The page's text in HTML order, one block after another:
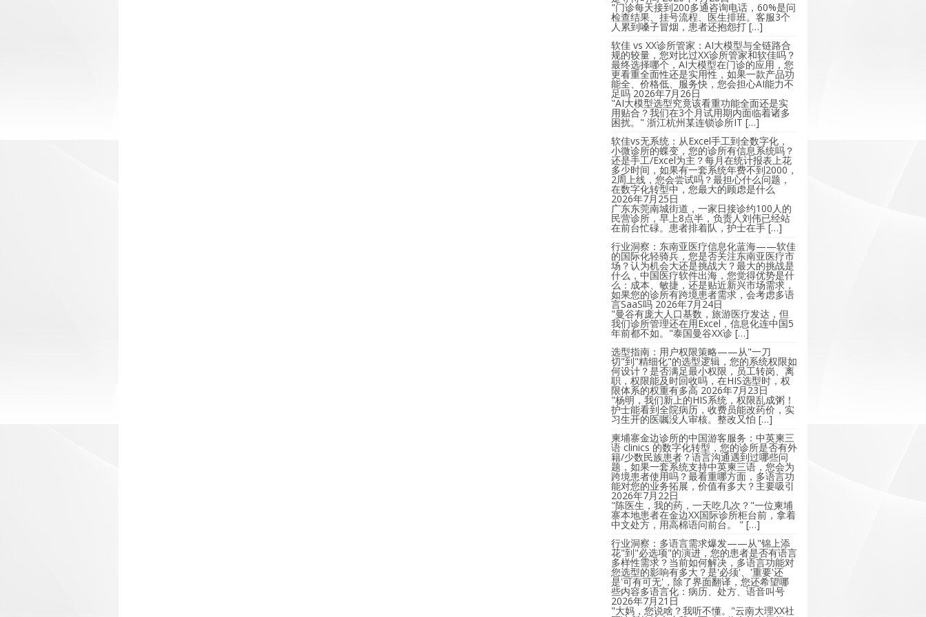
"门诊每天接到200多通咨询电话，60%是问
检查结果、挂号流程、医生排班。客服3个
人累到嗓子冒烟，患者还抱怨打 […]
软佳 vs XX诊所管家：AI大模型与全链路合
规的较量，您对比过XX诊所管家和软佳吗？
最终选择哪个，AI大模型在门诊的应用，您
更看重全面性还是实用性，如果一款产品功
能全、价格低、服务快，您会担心AI能力不
足吗 2026年7月26日
"AI大模型选型究竟该看重功能全面还是实
用贴合？我们在3个月试用期内面临着诸多
困扰。" 浙江杭州某连锁诊所IT […]
软佳vs无系统：从Excel手工到全数字化，
小微诊所的蝶变，您的诊所有信息系统吗？
还是手工/Excel为主？每月在统计报表上花
多少时间，如果有一套系统年费不到2000，
2周上线，您会尝试吗？最担心什么问题，
在数字化转型中，您最大的顾虑是什么
2026年7月25日
广东东莞南城街道，一家日接诊约100人的
民营诊所，早上8点半，负责人刘伟已经站
在前台忙碌。患者排着队，护士在手 […]
行业洞察：东南亚医疗信息化蓝海——软佳
的国际化轻骑兵，您是否关注东南亚医疗市
场？认为机会大还是挑战大？最大的挑战是
什么，中国医疗软件出海，您觉得优势是什
么：成本、敏捷，还是贴近新兴市场需求，
如果您的诊所有跨境患者需求，会考虑多语
言SaaS吗 2026年7月24日
"曼谷有庞大人口基数，旅游医疗发达，但
我们诊所管理还在用Excel，信息化连中国5
年前都不如。"泰国曼谷XX诊 […]
选型指南：用户权限策略——从"一刀
切"到"精细化"的选型逻辑，您的系统权限如
何设计？是否满足最小权限，员工转岗、离
职，权限能及时回收吗，在HIS选型时，权
限体系的权重有多高 2026年7月23日
"杨明，我们新上的HIS系统，权限乱成粥！
护士能看到全院病历，收费员能改药价，实
习生开的医嘱没人审核。整改又怕 […]
柬埔寨金边诊所的中国游客服务：中英柬三
语 clinics 的数字化转型，您的诊所是否有外
籍/少数民族患者？语言沟通遇到过哪些问
题，如果一套系统支持中英柬三语，您会为
跨境患者使用吗？最看重哪方面，多语言功
能对您的业务拓展，价值有多大？主要吸引
2026年7月22日
"陈医生，我的药，一天吃几次？"一位柬埔
寨本地患者在金边XX国际诊所柜台前，拿着
中文处方，用高棉语问前台。 " […]
行业洞察：多语言需求爆发——从"锦上添
花"到"必选项"的演进，您的患者是否有语言
多样性需求？当前如何解决，多语言功能对
您选型的影响有多大？是'必须'、'重要'还
是'可有可无'，除了界面翻译，您还希望哪
些内容多语言化：病历、处方、语音叫号
2026年7月21日
"大妈，您说啥？我听不懂。"云南大理XX社